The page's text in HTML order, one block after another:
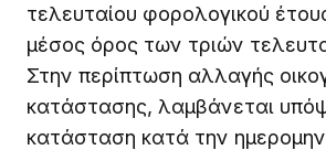
τελευταίου φορολογικού
μέσος όρος των τριών
Στην περίπτωση αλλαγής
κατάστασης, λαμβάνεται
κατάσταση κατά την